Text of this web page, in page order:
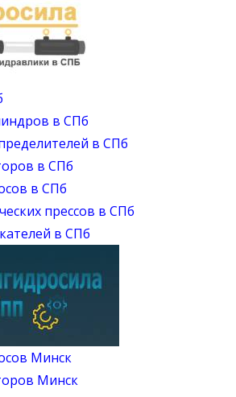
в СПб
в СПб
в СПб
в СПб
прессов в СПб
в СПб
Минск
Минск